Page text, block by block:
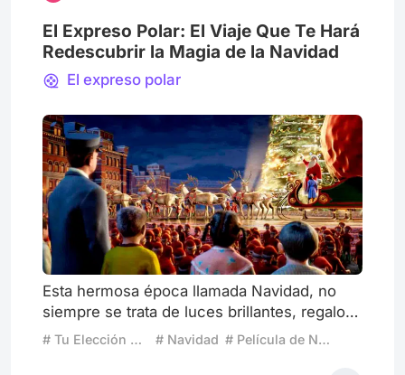
El Expreso Polar: El Viaje Que Te Hará
Redescubrir la Magia de la Navidad
El expreso polar
Esta hermosa época llamada Navidad, no
siempre se trata de luces brillantes, regalos
bajo el árbol o reuniones familiares. A
# Tu Elección Especial para Navidad # Navidad # Película de Navidad